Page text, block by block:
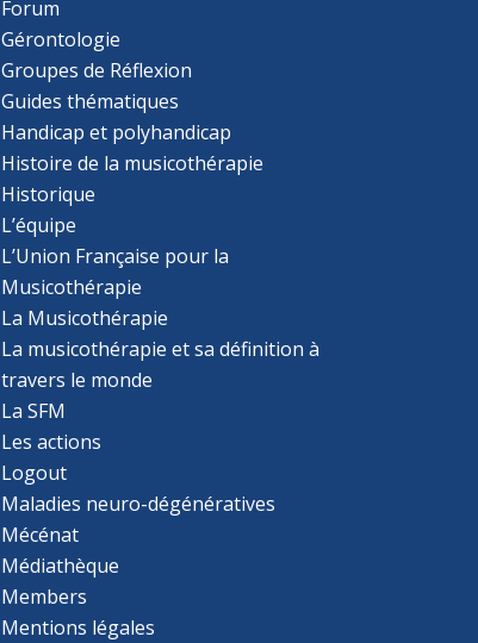
Forum
Gérontologie
Groupes de Réflexion
Guides thématiques
Handicap et polyhandicap
Histoire de la musicothérapie
Historique
L’équipe
L’Union Française pour la
Musicothérapie
La Musicothérapie
La musicothérapie et sa définition à
travers le monde
La SFM
Les actions
Logout
Maladies neuro-dégénératives
Mécénat
Médiathèque
Members
Mentions légales